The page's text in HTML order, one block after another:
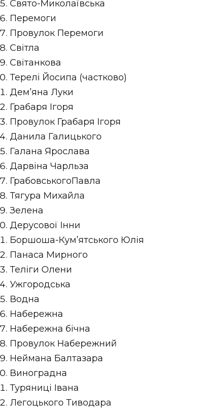
Свято-Миколаївська
Перемоги
Провулок Перемоги
Світла
Світанкова
Терелі Йосипа (частково)
Дем’яна Луки
Грабаря Ігоря
Провулок Грабаря Ігоря
Данила Галицького
Галана Ярослава
Дарвіна Чарльза
ГрабовськогоПавла
Тягура Михайла
Зелена
Дерусової Інни
Боршоша-Кум’ятського Юлія
Панаса Мирного
Теліги Олени
Ужгородська
Водна
Набережна
Набережна бічна
Провулок Набережний
Неймана Балтазара
Виноградна
Туряниці Івана
Легоцького Тиводара